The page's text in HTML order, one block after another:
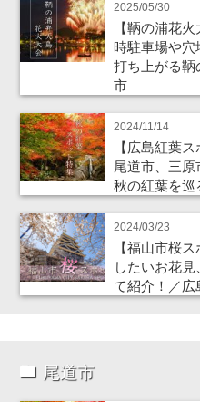
2025/05/30
【鞆の浦花
時駐車場や穴
打ち上がる鞆
市
2024/11/14
【広島紅葉
尾道市、三
秋の紅葉を巡
2024/03/23
【福山市桜
したいお花
て紹介！／広
尾道市